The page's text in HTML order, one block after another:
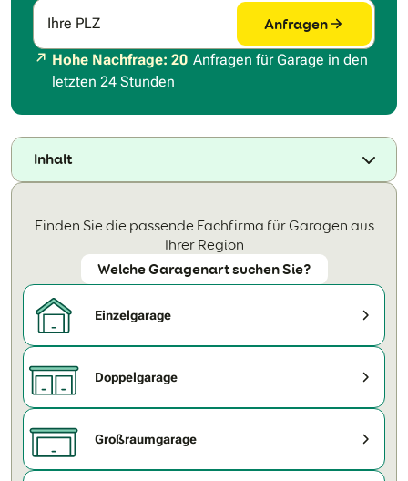
Ihre PLZ Anfragen
Hohe Nachfrage: 20 Anfragen für Garage in den
letzten 24 Stunden
Inhalt
Finden Sie die passende Fachfirma für Garagen aus
Ihrer Region
Welche Garagenart suchen Sie?
Einzelgarage
Doppelgarage
Großraumgarage